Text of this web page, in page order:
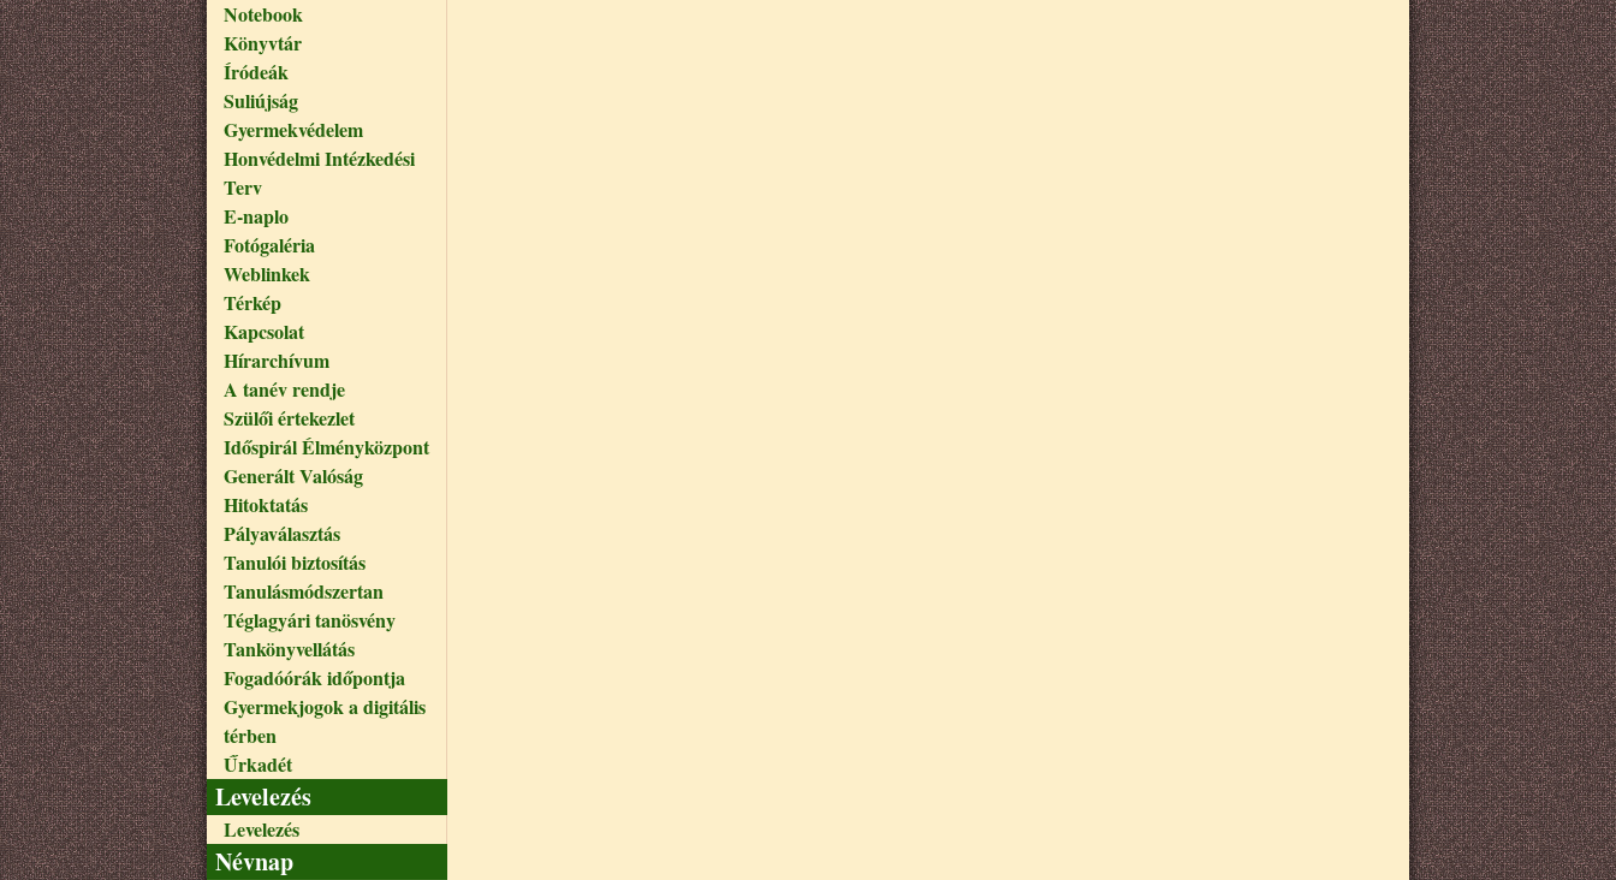
Notebook
Könyvtár
Íródeák
Suliújság
Gyermekvédelem
Honvédelmi Intézkedési
Terv
E-naplo
Fotógaléria
Weblinkek
Térkép
Kapcsolat
Hírarchívum
A tanév rendje
Szülői értekezlet
Időspirál Élményközpont
Generált Valóság
Hitoktatás
Pályaválasztás
Tanulói biztosítás
Tanulásmódszertan
Téglagyári tanösvény
Tankönyvellátás
Fogadóórák időpontja
Gyermekjogok a digitális
térben
Űrkadét
Levelezés
Levelezés
Névnap